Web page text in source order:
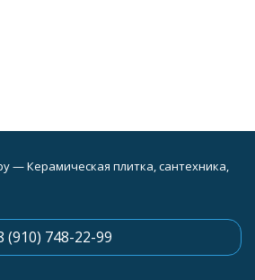
— Керамическая плитка, сантехника,
(910) 748-22-99